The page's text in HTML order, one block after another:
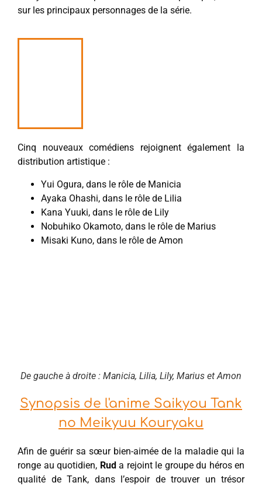
sur les principaux personnages de la série.
Cinq nouveaux comédiens rejoignent également la
distribution artistique :
Yui Ogura, dans le rôle de Manicia
Ayaka Ohashi, dans le rôle de Lilia
Kana Yuuki, dans le rôle de Lily
Nobuhiko Okamoto, dans le rôle de Marius
Misaki Kuno, dans le rôle de Amon
De gauche à droite : Manicia, Lilia, Lily, Marius et Amon
Synopsis de l'anime Saikyou Tank
no Meikyuu Kouryaku
Afin de guérir sa sœur bien-aimée de la maladie qui la
ronge au quotidien, Rud a rejoint le groupe du héros en
qualité de Tank, dans l’espoir de trouver un trésor